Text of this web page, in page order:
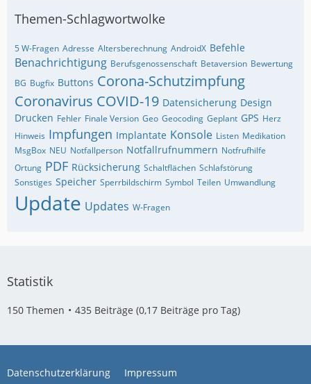
Themen-Schlagwortwolke
5 W-Fragen Adresse Altersberechnung AndroidX Befehle
Benachrichtigung Berufsgenossenschaft Betaversion Bewertung
BG Bugfix Buttons Corona-Schutzimpfung
Coronavirus COVID-19 Datensicherung Design
Drucken Fehler Finale Version Geo Geocoding Geplant GPS Herz
Hinweis Impfungen Implantate Konsole Listen Medikation
MsgBox NEU Notfallperson Notfallrufnummern Notfrufhilfe
Ortung PDF Rücksicherung Schaltflächen Schlafstörung
Sonstiges Speicher Sperrbildschirm Symbol Teilen Umwandlung
Update Updates W-Fragen
Statistik
150 Themen 435 Beiträge (0,17 Beiträge pro Tag)
Datenschutzerklärung Impressum